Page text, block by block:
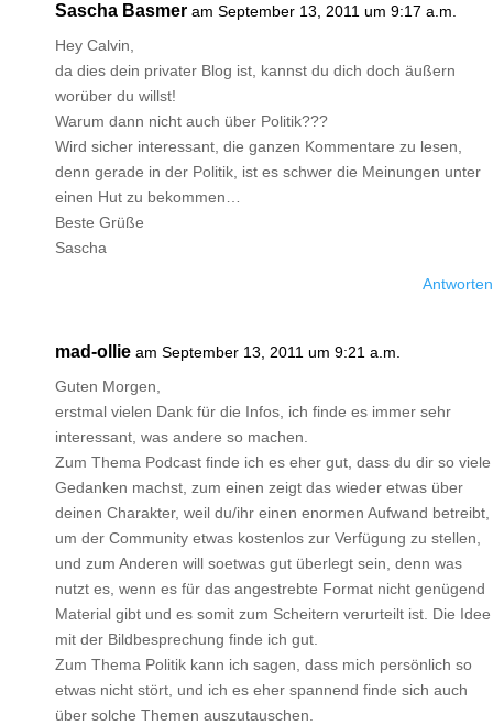
Sascha Basmer am September 13, 2011 um 9:17 a.m.
Hey Calvin,
da dies dein privater Blog ist, kannst du dich doch äußern
worüber du willst!
Warum dann nicht auch über Politik???
Wird sicher interessant, die ganzen Kommentare zu lesen,
denn gerade in der Politik, ist es schwer die Meinungen unter
einen Hut zu bekommen…
Beste Grüße
Sascha
Antworten
mad-ollie am September 13, 2011 um 9:21 a.m.
Guten Morgen,
erstmal vielen Dank für die Infos, ich finde es immer sehr
interessant, was andere so machen.
Zum Thema Podcast finde ich es eher gut, dass du dir so viele
Gedanken machst, zum einen zeigt das wieder etwas über
deinen Charakter, weil du/ihr einen enormen Aufwand betreibt,
um der Community etwas kostenlos zur Verfügung zu stellen,
und zum Anderen will soetwas gut überlegt sein, denn was
nutzt es, wenn es für das angestrebte Format nicht genügend
Material gibt und es somit zum Scheitern verurteilt ist. Die Idee
mit der Bildbesprechung finde ich gut.
Zum Thema Politik kann ich sagen, dass mich persönlich so
etwas nicht stört, und ich es eher spannend finde sich auch
über solche Themen auszutauschen.